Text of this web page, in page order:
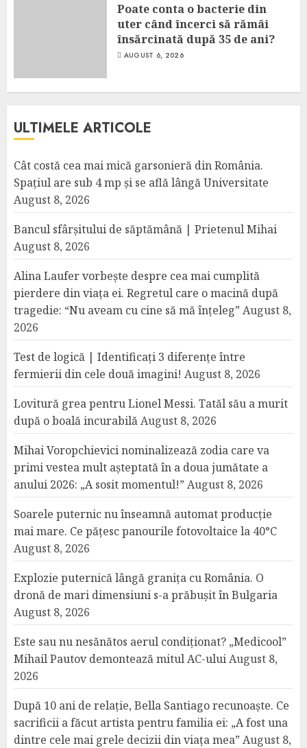
Poate conta o bacterie din
uter când încerci să rămâi
însărcinată după 35 de ani?
AUGUST 6, 2026
ULTIMELE ARTICOLE
Cât costă cea mai mică garsonieră din România.
Spațiul are sub 4 mp și se află lângă Universitate
August 8, 2026
Bancul sfârșitului de săptămână | Prietenul Mihai
August 8, 2026
Alina Laufer vorbește despre cea mai cumplită
pierdere din viața ei. Regretul care o macină după
tragedie: “Nu aveam cu cine să mă înțeleg” August 8,
2026
Test de logică | Identificați 3 diferențe între
fermierii din cele două imagini! August 8, 2026
Lovitură grea pentru Lionel Messi. Tatăl său a murit
după o boală incurabilăAugust 8, 2026
Mihai Voropchievici nominalizează zodia care va
primi vestea mult așteptată în a doua jumătate a
anului 2026: „A sosit momentul!” August 8, 2026
Soarele puternic nu înseamnă automat producție
mai mare. Ce pățesc panourile fotovoltaice la 40°C
August 8, 2026
Explozie puternică lângă granița cu România. O
dronă de mari dimensiuni s-a prăbușit în Bulgaria
August 8, 2026
Este sau nu nesănătos aerul condiționat? „Medicool”
Mihail Pautov demontează mitul AC-uluiAugust 8,
2026
După 10 ani de relație, Bella Santiago recunoaște. Ce
sacrificii a făcut artista pentru familia ei: „A fost una
dintre cele mai grele decizii din viața mea” August 8,